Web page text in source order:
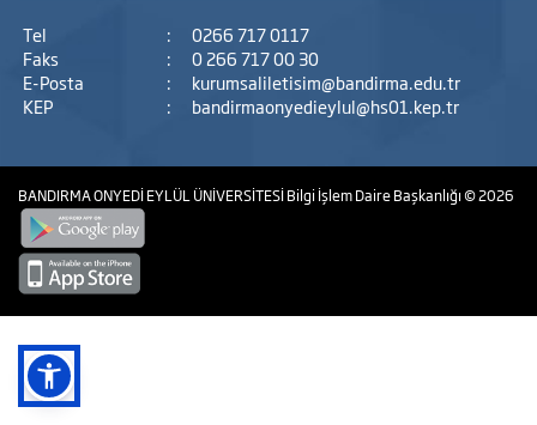
Tel :
0266 717 0117
Faks
:
0 266 717 00 30
E-Posta
:
kurumsaliletisim@bandirma.edu.tr
KEP
: bandirmaonyedieylul@hs01.kep.tr
BANDIRMA ONYEDİ EYLÜL ÜNİVERSİTESİBilgi İşlem Daire Başkanlığı© 2026